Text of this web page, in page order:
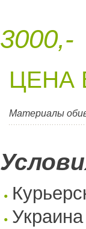
3000,-
ЦЕНА
Материалы